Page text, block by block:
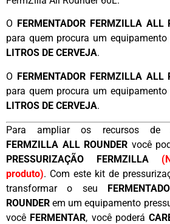
O FERMENTADOR FERMZILLA ALL
para quem procura um
LITROS DE CERVEJA.
O FERMENTADOR FERMZILLA ALL
para quem procura um
LITROS DE CERVEJA.
Para ampliar os recursos de
FERMZILLA ALL ROUNDER você
PRESSURIZAÇÃO FERMZILLA
produto). Com este kit de
transformar o seu
ROUNDER em um equipamento
você FERMENTAR, você poderá